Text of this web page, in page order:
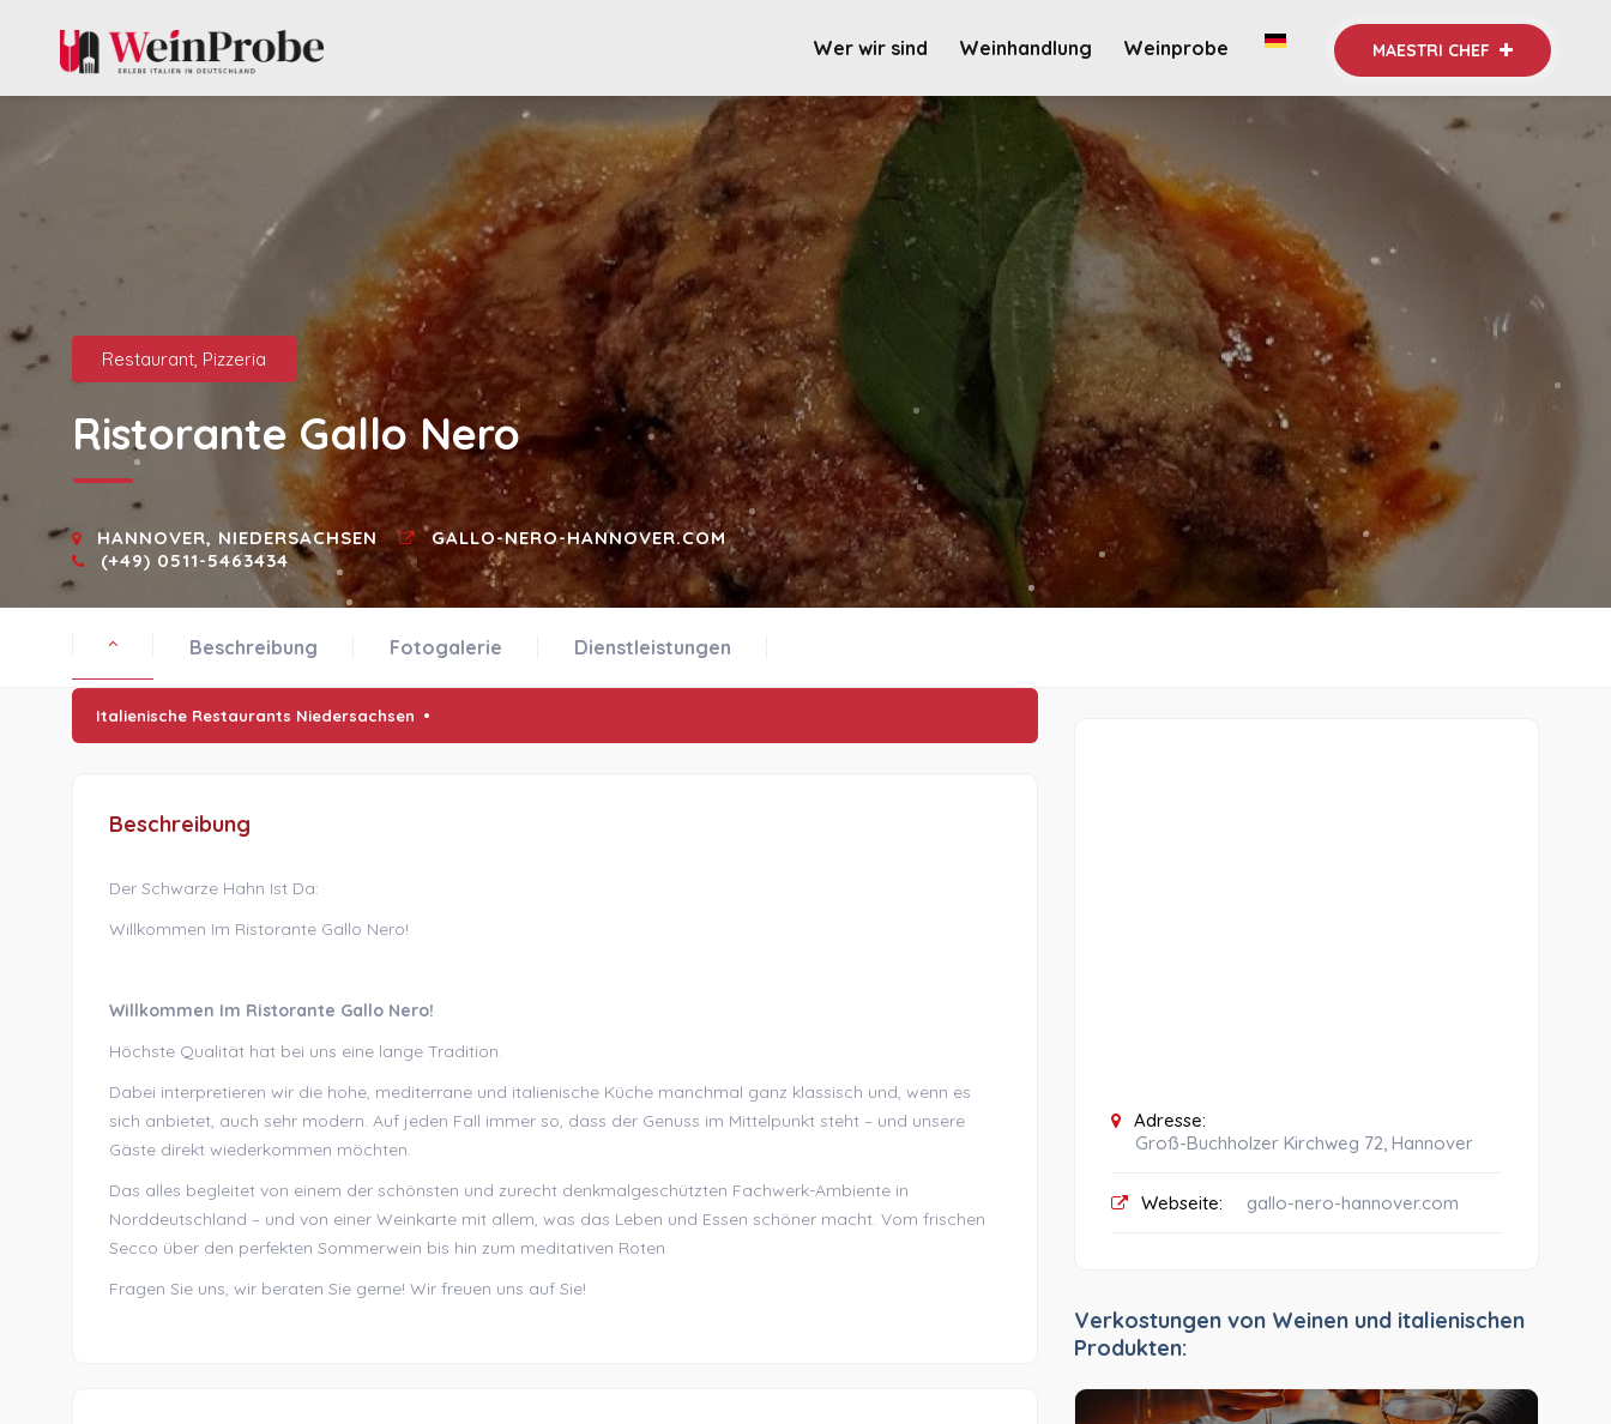
MAESTRI CHEF
Wer wir sind Weinhandlung Weinprobe
Restaurant, Pizzeria
Ristorante Gallo Nero
HANNOVER, NIEDERSACHSEN
GALLO-NERO-HANNOVER.COM
(+49) 0511-5463434
Beschreibung Fotogalerie Dienstleistungen
Italienische Restaurants Niedersachsen
Beschreibung
Der Schwarze Hahn Ist Da:
Willkommen Im Ristorante Gallo Nero!
Willkommen Im Ristorante Gallo Nero!
Höchste Qualität hat bei uns eine lange Tradition.
Dabei interpretieren wir die hohe, mediterrane und italienische Küche manchmal ganz klassisch und, wenn es
sich anbietet, auch sehr modern. Auf jeden Fall immer so, dass der Genuss im Mittelpunkt steht – und unsere
Gäste direkt wiederkommen möchten.
Das alles begleitet von einem der schönsten und zurecht denkmalgeschützten Fachwerk-Ambiente in
Norddeutschland – und von einer Weinkarte mit allem, was das Leben und Essen schöner macht. Vom frischen
Secco über den perfekten Sommerwein bis hin zum meditativen Roten.
Fragen Sie uns, wir beraten Sie gerne! Wir freuen uns auf Sie!
Adresse:
Groß-Buchholzer Kirchweg 72, Hannover
Webseite: gallo-nero-hannover.com
Verkostungen von Weinen und italienischen
Produkten: